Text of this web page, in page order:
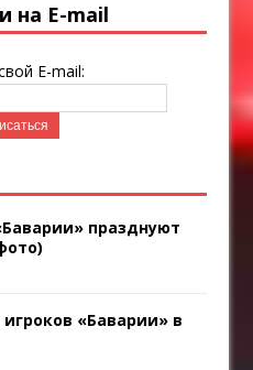
на E-mail
E-mail:
празднуют
«Баварии» в